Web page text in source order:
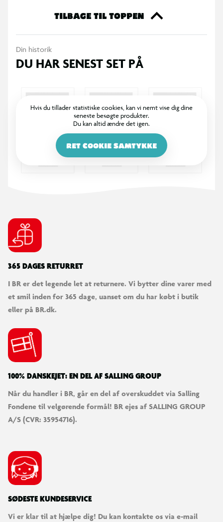
TILBAGE TIL TOPPEN
Din historik
DU HAR SENEST SET PÅ
Hvis du tillader statistiske cookies, kan vi nemt vise dig dine
seneste besøgte produkter.
Du kan altid ændre det igen.
RET COOKIE SAMTYKKE
365 DAGES RETURRET
I BR er det legende let at returnere. Vi bytter dine varer med
et smil inden for 365 dage, uanset om du har købt i butik
eller på BR.dk.
100% DANSKEJET: EN DEL AF SALLING GROUP
Når du handler i BR, går en del af overskuddet via Salling
Fondene til velgørende formål! BR ejes af SALLING GROUP
A/S (CVR: 35954716).
SØDESTE KUNDESERVICE
Vi er klar til at hjælpe dig! Du kan kontakte os via e-mail